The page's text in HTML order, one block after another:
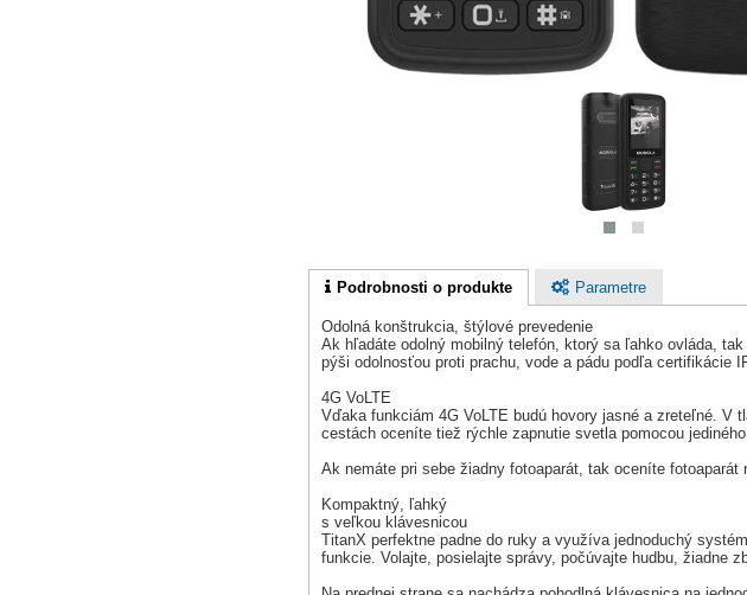
Podrobnosti o produkte Parametre
Odolná konštrukcia, štýlové prevedenie
Ak hľadáte odolný mobilný telefón, ktorý sa ľahko ovláda,
pýši odolnosťou proti prachu, vode a pádu podľa
4G VoLTE
Vďaka funkciám 4G VoLTE budú hovory jasné a zreteľné.
cestách oceníte tiež rýchle zapnutie svetla pomocou
Ak nemáte pri sebe žiadny fotoaparát, tak oceníte
Kompaktný, ľahký
s veľkou klávesnicou
TitanX perfektne padne do ruky a využíva jednoduchý
funkcie. Volajte, posielajte správy, počúvajte hudbu, žiadne